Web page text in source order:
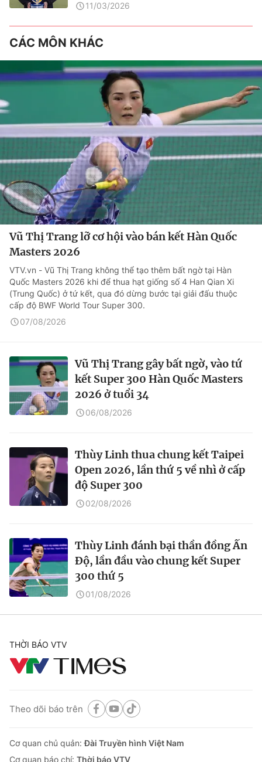
11/03/2026
CÁC MÔN KHÁC
Vũ Thị Trang lỡ cơ hội vào bán kết Hàn Quốc
Masters 2026
VTV.vn - Vũ Thị Trang không thể tạo thêm bất ngờ tại Hàn
Quốc Masters 2026 khi để thua hạt giống số 4 Han Qian Xi
(Trung Quốc) ở tứ kết, qua đó dừng bước tại giải đấu thuộc
cấp độ BWF World Tour Super 300.
07/08/2026
Vũ Thị Trang gây bất ngờ, vào tứ
kết Super 300 Hàn Quốc Masters
2026 ở tuổi 34
06/08/2026
Thùy Linh thua chung kết Taipei
Open 2026, lần thứ 5 về nhì ở cấp
độ Super 300
02/08/2026
Thùy Linh đánh bại thần đồng Ấn
Độ, lần đầu vào chung kết Super
300 thứ 5
01/08/2026
THỜI BÁO VTV
Theo dõi báo trên
Cơ quan chủ quản:Đài Truyền hình Việt Nam
Cơ quan báo chí: Thời báo VTV